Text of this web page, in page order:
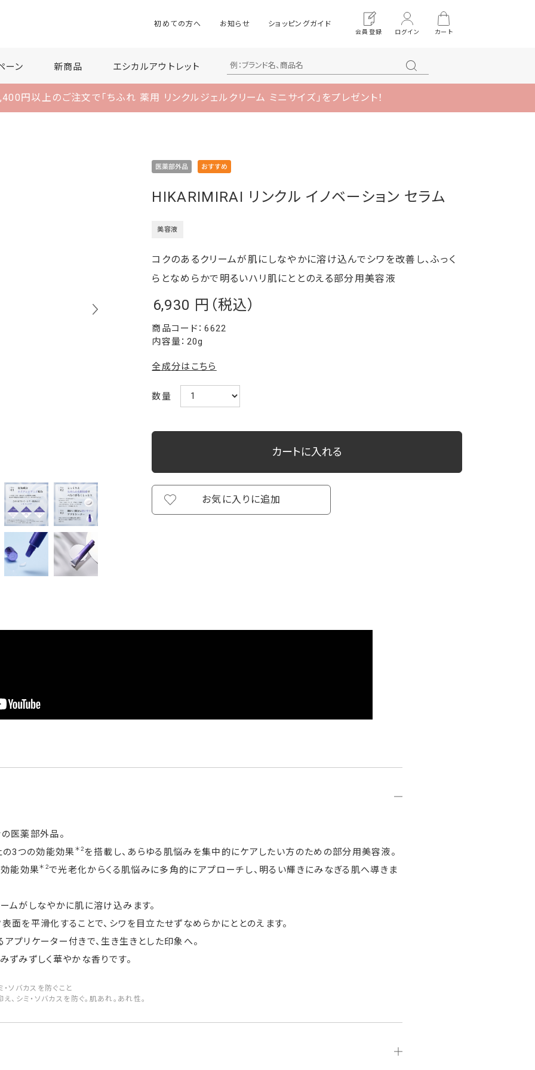
初めての方へ お知らせ ショッピングガイド
会員登録 ログイン カート
ーン 新商品 エシカルアウトレット
円以上のご注文で 「ちふれ 薬用 リンクルジェルクリーム ミニサイズ」をプレゼント！
美容液
HIKARIMIRAI リンクル イノベーション セラム
6,930
6622
コクのあるクリームが肌にしなやかに溶け込んでシワを改善し、ふっく
らとなめらかで明るいハリ肌にととのえる部分用美容液
内容量：20g
全成分はこちら
数量
カートに入れる
お気に入りに追加
医薬部外品。
3つの効能効果 ＊2を搭載し、あらゆる肌悩みを集中的にケアしたい方のための部分用美容液。
効能効果＊2で光老化からくる肌悩みに多角的にアプローチし、明るい輝きにみなぎる肌へ導きま
ムがしなやかに肌に溶け込みます。
面を平滑化することで、シワを目立たせずなめらかにととのえます。
プリケーター付きで、生き生きとした印象へ。
ずみずしく華やかな香りです。
ソバカスを防ぐこと
シミ・ソバカスを防ぐ。肌あれ。あれ性。